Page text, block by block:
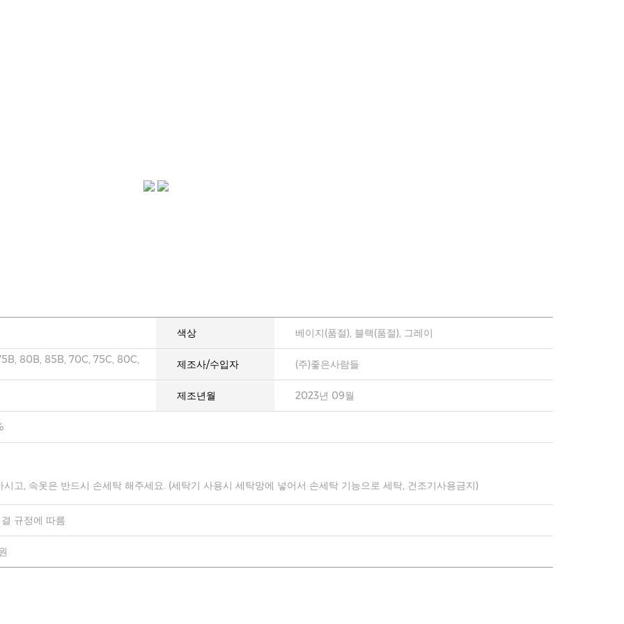
색상 베이지(품절), 블랙(품절), 그레이
80B, 85B, 70C, 75C, 80C, 제조사/수입자 (주)좋은사람들
제조년월 2023년 09월
고, 속옷은 반드시 손세탁 해주세요. (세탁기 사용시 세탁망에 넣어서 손세탁 기능으로 세탁, 건조기사용금지)
규정에 따름